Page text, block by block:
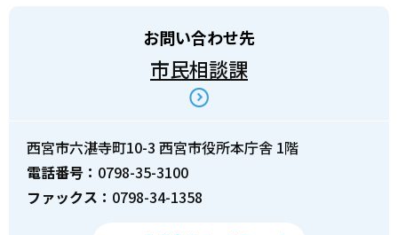
お問い合わせ先
市民相談課
西宮市六湛寺町10-3 西宮市役所本庁舎 1階
電話番号： 0798-35-3100
ファックス： 0798-34-1358